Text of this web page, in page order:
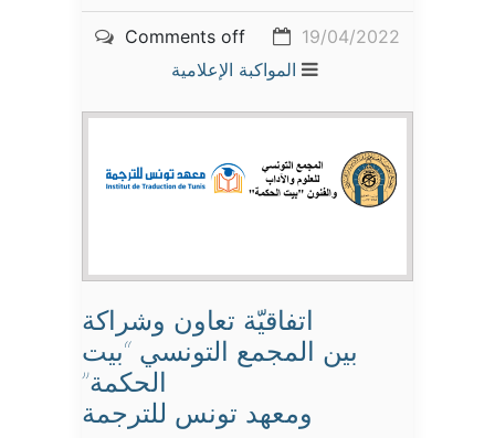
19/04/2022
Comments off
المواكبة الإعلامية
اتفاقيّة تعاون وشراكة
بين المجمع التونسي “بيت
الحكمة”
ومعهد تونس للترجمة